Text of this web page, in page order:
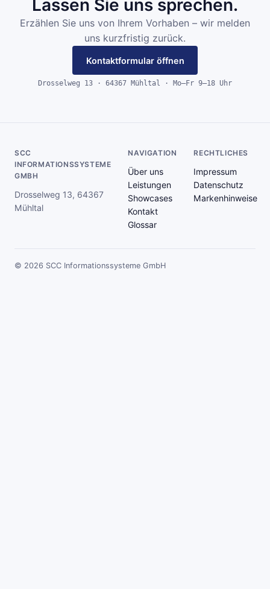
Lassen Sie uns sprechen.
Erzählen Sie uns von Ihrem Vorhaben – wir melden
uns kurzfristig zurück.
Kontaktformular öffnen
Drosselweg 13 · 64367 Mühltal · Mo–Fr 9–18 Uhr
SCC
INFORMATIONSSYSTEME
GMBH
Drosselweg 13, 64367
Mühltal
NAVIGATION
Über uns
Leistungen
Showcases
Kontakt
Glossar
RECHTLICHES
Impressum
Datenschutz
Markenhinweise
© 2026 SCC Informationssysteme GmbH